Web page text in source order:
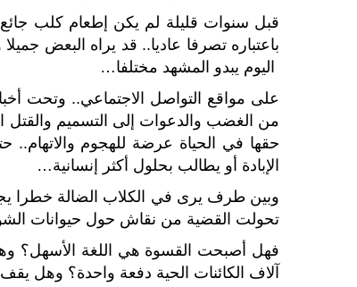
قبل سنوات قليلة لم يكن إطعام كلب
باعتباره تصرفا عاديا.. قد يراه البعض
اليوم يبدو المشهد مختلفا…
على مواقع التواصل الاجتماعي.. وتحت
من الغضب والدعوات إلى التسميم والقتل
حقها في الحياة عرضة للهجوم
الإبادة أو يطالب بحلول أكثر إنسانية…
وبين طرف يرى في الكلاب الضالة خطرا
تحولت القضية من نقاش حول حيوانات
فهل أصبحت القسوة هي اللغة الأسهل؟
آلاف الكائنات الحية دفعة واحدة؟ وهل